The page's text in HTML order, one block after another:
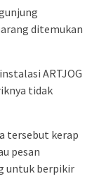
ditemukan
ARTJOG
tidak
tersebut kerap
pesan
untuk berpikir